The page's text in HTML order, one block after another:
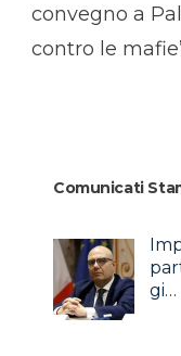
convegno a
contro le
Comunicati
gi…